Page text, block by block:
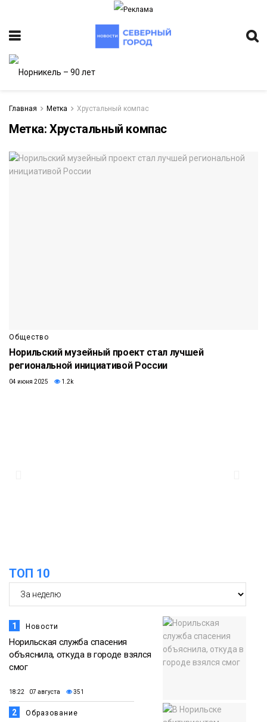
Главная Метка Хрустальный компас
Метка:Хрустальный компас
Общество
Норильский музейный проект стал лучшей
региональной инициативой России
04 июня 2025 1.2k
ТОП 10
1 Новости
Норильская служба спасения
объяснила, откуда в городе взялся
смог
18:22 07 августа 351
2 Образование